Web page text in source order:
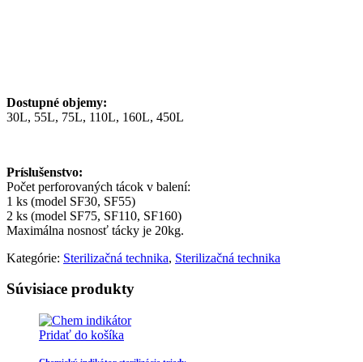
Dostupné objemy:
30L, 55L, 75L, 110L, 160L, 450L
Príslušenstvo:
Počet perforovaných tácok v balení:
1 ks (model SF30, SF55)
2 ks (model SF75, SF110, SF160)
Maximálna nosnosť tácky je 20kg.
Kategórie: Sterilizačná technika, Sterilizačná technika
Súvisiace produkty
Pridať do košíka